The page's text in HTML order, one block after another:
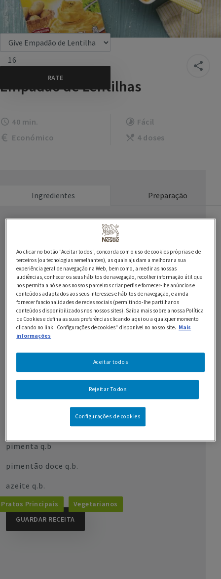
16
Empadão de Lentilhas
40 min.
Fácil
Económico
4 doses
Ingredientes Preparação
200 g de puré de batata instantâneo
2 tomates maduros
1 cebola
1 alho francês
1 curgete cortada em cubos
1 cenoura cortada em rodelas finas
200 g de lentilhas cozidas
2 c. de sopa de polpa de tomate
pimenta q.b
pimentão doce q.b.
azeite q.b.
GUARDAR RECEITA
Pratos Principais Vegetarianos
Ao clicar no botão "Aceitar todos", concorda com o uso de cookies próprias e de
terceiros (ou tecnologias semelhantes), as quais ajudam a melhorar a sua
experiência geral de navegação na Web, bem como, a medir as nossas
audiências, conhecer os seus hábitos de navegação, recolher informação útil que
nos permita a nós e aos nossos parceiros criar perfis e fornecer-lhe anúncios e
conteúdos adaptados aos seus interesses e hábitos de navegação, e ainda
fornecer funcionalidades de redes sociais (permitindo-lhe partilhar os
conteúdos disponibilizados nos nossos sites). Saiba mais sobre a nossa Política
de Cookies e defina as suas preferências clicando aqui ou a qualquer momento
clicando no link "Configurações de cookies" disponível no nosso site. Mais
informações
Rejeitar Todos
Aceitar todos
Configurações de cookies